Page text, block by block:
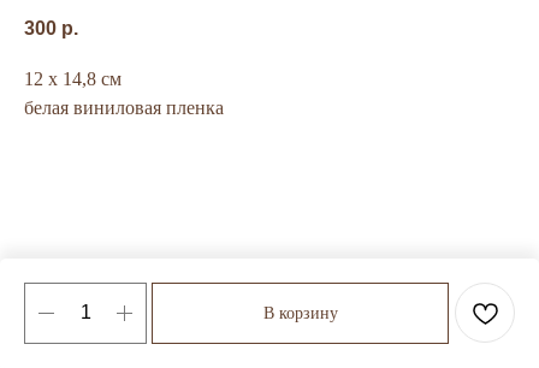
300 р.
В корзину
12 х 14,8 см
белая виниловая пленка